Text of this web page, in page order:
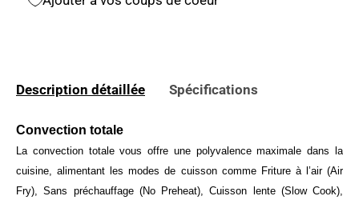
Description détaillée Spécifications
Convection totale
La convection totale vous offre une polyvalence maximale dans la
cuisine, alimentant les modes de cuisson comme Friture à l’air (Air
Fry), Sans préchauffage (No Preheat), Cuisson lente (Slow Cook),